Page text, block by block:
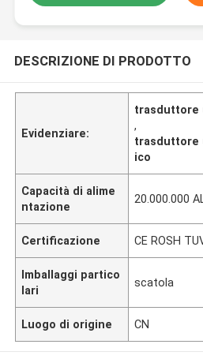
DESCRIZIONE DI PRODOTTO
Evidenziare:
trasduttore
,
trasduttore
ico
Capacità di alime
ntazione
20.000.000
Certificazione CE ROSH
Imballaggi partico
lari
scatola
Luogo di origine CN